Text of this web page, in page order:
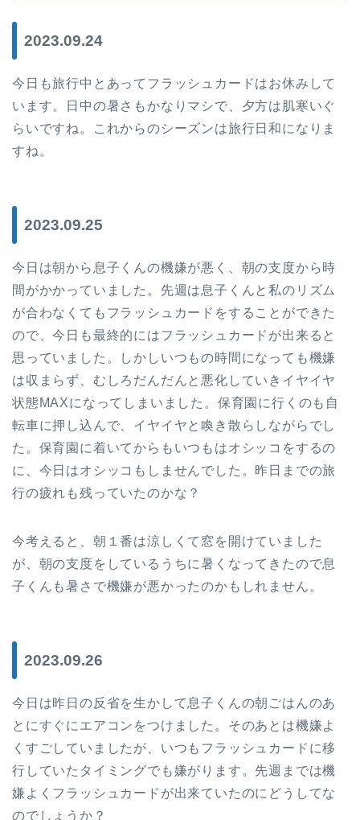
2023.09.24
今日も旅行中とあってフラッシュカードはお休みして
います。日中の暑さもかなりマシで、夕方は肌寒いぐ
らいですね。これからのシーズンは旅行日和になりま
すね。
2023.09.25
今日は朝から息子くんの機嫌が悪く、朝の支度から時
間がかかっていました。先週は息子くんと私のリズム
が合わなくてもフラッシュカードをすることができた
ので、今日も最終的にはフラッシュカードが出来ると
思っていました。しかしいつもの時間になっても機嫌
は収まらず、むしろだんだんと悪化していきイヤイヤ
状態MAXになってしまいました。保育園に行くのも自
転車に押し込んで、イヤイヤと喚き散らしながらでし
た。保育園に着いてからもいつもはオシッコをするの
に、今日はオシッコもしませんでした。昨日までの旅
行の疲れも残っていたのかな？
今考えると、朝１番は涼しくて窓を開けていました
が、朝の支度をしているうちに暑くなってきたので息
子くんも暑さで機嫌が悪かったのかもしれません。
2023.09.26
今日は昨日の反省を生かして息子くんの朝ごはんのあ
とにすぐにエアコンをつけました。そのあとは機嫌よ
くすごしていましたが、いつもフラッシュカードに移
行していたタイミングでも嫌がります。先週までは機
嫌よくフラッシュカードが出来ていたのにどうしてな
のでしょうか？